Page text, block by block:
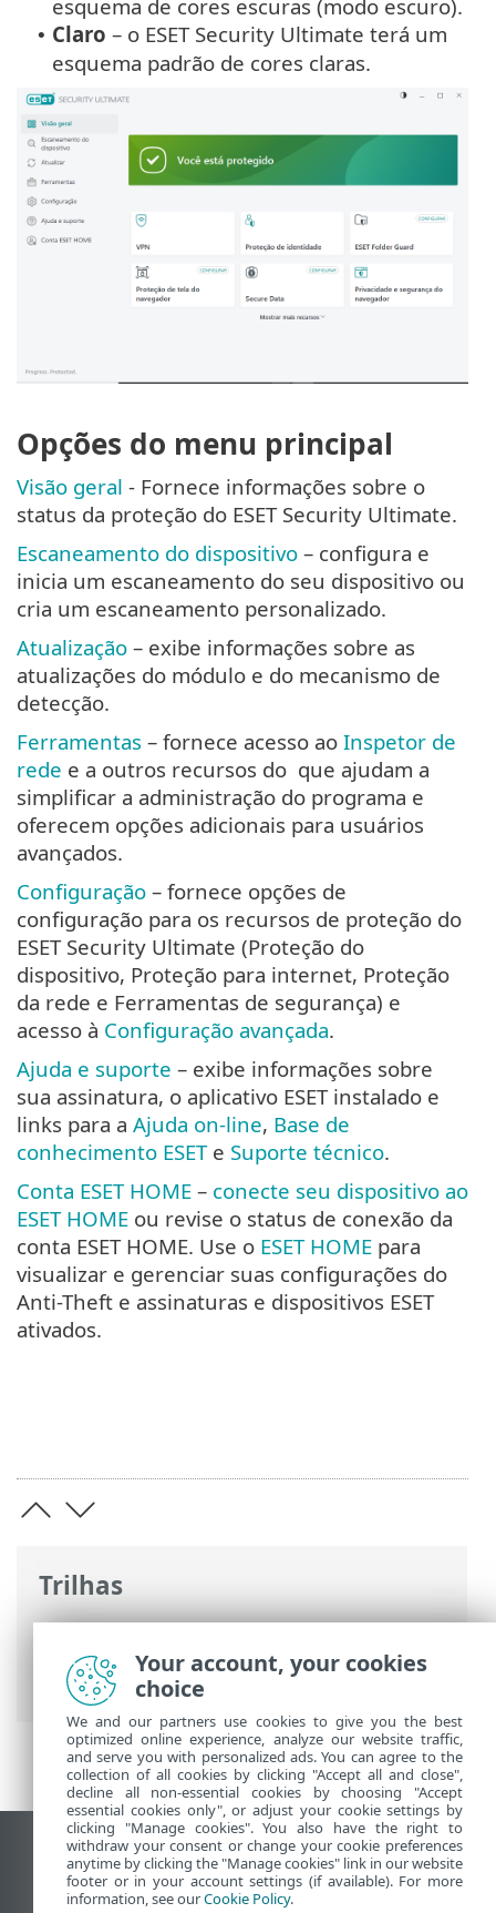
Trilhas
Ajuda on-line ESET>ESET Security
Ultimate
>Trabalhando com o ESET
Security Ultimate
esquema de cores escuras (modo escuro).
• Claro – o ESET Security Ultimate terá um
esquema padrão de cores claras.
Opções do menu principal
Visão geral - Fornece informações sobre o
status da proteção do ESET Security Ultimate.
Escaneamento do dispositivo – configura e
inicia um escaneamento do seu dispositivo ou
cria um escaneamento personalizado.
Atualização – exibe informações sobre as
atualizações do módulo e do mecanismo de
detecção.
Ferramentas – fornece acesso ao Inspetor de
rede e a outros recursos do que ajudam a
simplificar a administração do programa e
oferecem opções adicionais para usuários
avançados.
Configuração – fornece opções de
configuração para os recursos de proteção do
ESET Security Ultimate (Proteção do
dispositivo, Proteção para internet, Proteção
da rede e Ferramentas de segurança) e
acesso à Configuração avançada.
Ajuda e suporte – exibe informações sobre
sua assinatura, o aplicativo ESET instalado e
links para a Ajuda on-line, Base de
conhecimento ESETe Suporte técnico.
Conta ESET HOME – conecte seu dispositivo ao
ESET HOME ou revise o status de conexão da
conta ESET HOME. Use o ESET HOME para
visualizar e gerenciar suas configurações do
Anti-Theft e assinaturas e dispositivos ESET
ativados.
Ver site para desktop
End of Life
Your account, your cookies
choice
We and our partners use cookies to give you the best
optimized online experience, analyze our website traffic,
and serve you with personalized ads. You can agree to the
collection of all cookies by clicking "Accept all and close",
decline all non-essential cookies by choosing "Accept
essential cookies only", or adjust your cookie settings by
clicking "Manage cookies". You also have the right to
withdraw your consent or change your cookie preferences
anytime by clicking the "Manage cookies" link in our website
footer or in your account settings (if available). For more
information, see ourCookie Policy.